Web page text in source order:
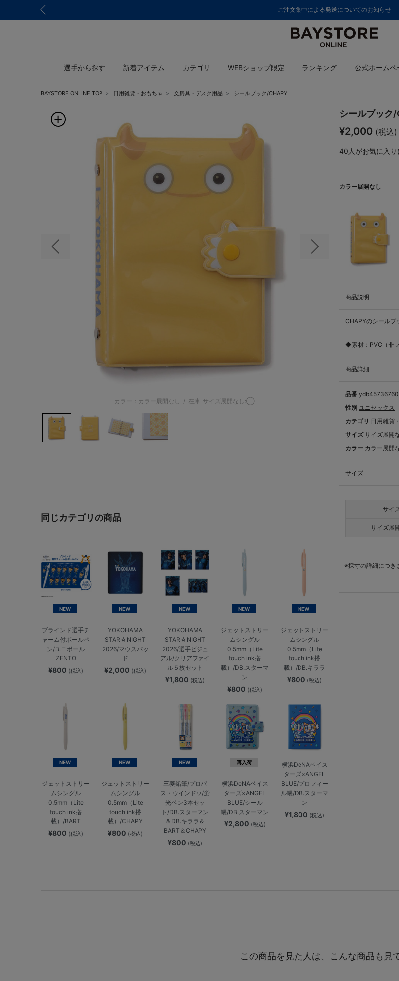
ご注文集中による発送についてのお知らせ
選手から探す 新着アイテム カテゴリ WEBショップ限定 ランキング 公式ホームペ
BAYSTORE ONLINE TOP 日用雑貨・おもちゃ 文房具・デスク用品 シールブック/CHAPY
前の画像 次の画像
カラー：カラー展開なし / 在庫 サイズ展開なし:◯
同じカテゴリの商品
NEW
ブラインド選手チ
ャーム付ボールペ
ン/ユニボール
ZENTO
¥800 (税込)
NEW
YOKOHAMA
STAR☆NIGHT
2026/マウスパッ
ド
¥2,000 (税込)
NEW
YOKOHAMA
STAR☆NIGHT
2026/選手ビジュ
アル/クリアファイ
ル５枚セット
¥1,800 (税込)
NEW
ジェットストリー
ムシングル
0.5mm（Lite
touch ink搭
載）/DB.スターマ
ン
¥800 (税込)
NEW
ジェットストリー
ムシングル
0.5mm（Lite
touch ink搭
載）/DB.キララ
¥800 (税込)
NEW
ジェットストリー
ムシングル
0.5mm（Lite
touch ink搭
載）/BART
¥800 (税込)
NEW
ジェットストリー
ムシングル
0.5mm（Lite
touch ink搭
載）/CHAPY
¥800 (税込)
NEW
三菱鉛筆/プロパ
ス・ウインドウ/蛍
光ペン3本セッ
ト/DB.スターマン
＆DB.キララ＆
BART＆CHAPY
¥800 (税込)
再入荷
横浜DeNAベイス
ターズ×ANGEL
BLUE/シール
帳/DB.スターマン
¥2,800 (税込)
横浜DeNAベイス
ターズ×ANGEL
BLUE/プロフィー
ル帳/DB.スターマ
ン
¥1,800 (税込)
シールブック
¥2,000 (税込)
40 人がお気に入り
カラー展開なし
商品説明
CHAPYのシールブ
◆素材：PVC（非
商品詳細
品番
性別 ユニセックス
カテゴリ 日用雑貨
サイズ サイズ展開
カラー カラー展開
サイズ
サイ
サイズ展
※採寸の詳細につき
この商品を見た人は、こんな商品も見